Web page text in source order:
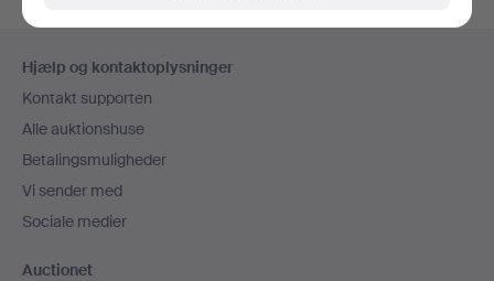
Hjælp og kontaktoplysninger
Kontakt supporten
Alle auktionshuse
Betalingsmuligheder
Vi sender med
Sociale medier
Auctionet